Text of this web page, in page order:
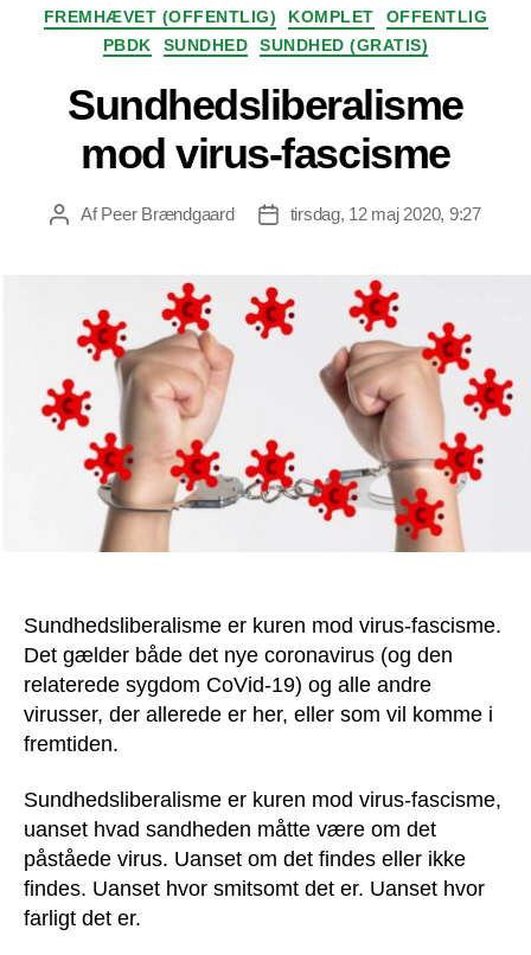
Kategorier
FREMHÆVET (OFFENTLIG) KOMPLET
OFFENTLIG
PBDK
SUNDHED SUNDHED (GRATIS)
Sundhedsliberalisme
mod virus-fascisme
Indlægsforfatter
AfPeer Brændgaard Indlægsdato
tirsdag, 12 maj 2020, 9:27
Sundhedsliberalisme er kuren mod virus-fascisme.
Det gælder både det nye coronavirus (og den
relaterede sygdom CoVid-19) og alle andre
virusser, der allerede er her, eller som vil komme i
fremtiden.
Sundhedsliberalisme er kuren mod virus-fascisme,
uanset hvad sandheden måtte være om det
påståede virus. Uanset om det findes eller ikke
findes. Uanset hvor smitsomt det er. Uanset hvor
farligt det er.